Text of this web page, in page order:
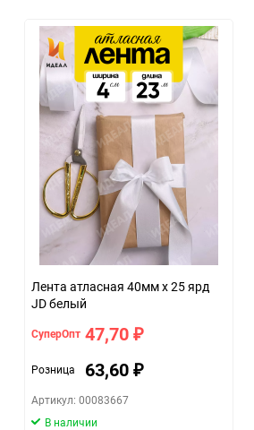
Особые условия
Минимальное количество
Единица измерения
Лента атласная 40мм х 25 ярд
JD белый
СуперОпт 47,70 ₽
Розница 63,60 ₽
Артикул: 00083667
В наличии